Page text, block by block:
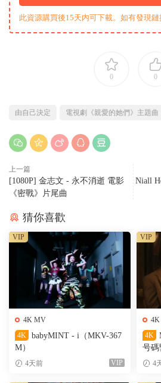
此資源購買後15天内可下載。如有發現
0 0
由自己決定 電視劇《親愛的她們》主題曲
上一篇
[1080P] 金志文 - 永不消逝 電影
《密戰》片尾曲
Niall
猜你喜歡
4K MV
4K
babyMINT - i（MKV-367
M）
4天前 VIP
VIP
4K
号碼
M）
4
VIP